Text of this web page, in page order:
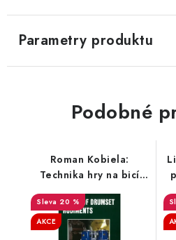
Parametry produktu
Podobné
Roman Kobiela:
Technika hry na bicí
soupravu II.
20 %
AKCE